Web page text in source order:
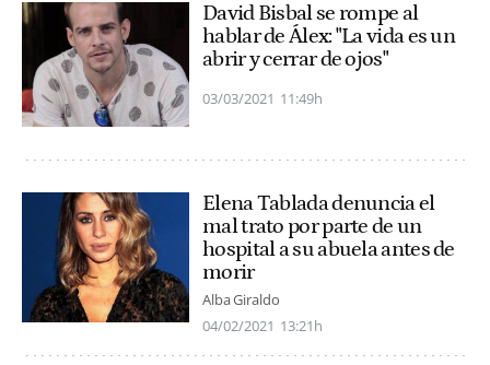
David Bisbal se rompe al
hablar de Álex: "La vida es un
abrir y cerrar de ojos"
03/03/2021 11:49h
Elena Tablada denuncia el
mal trato por parte de un
hospital a su abuela antes de
morir
Alba Giraldo
04/02/2021 13:21h